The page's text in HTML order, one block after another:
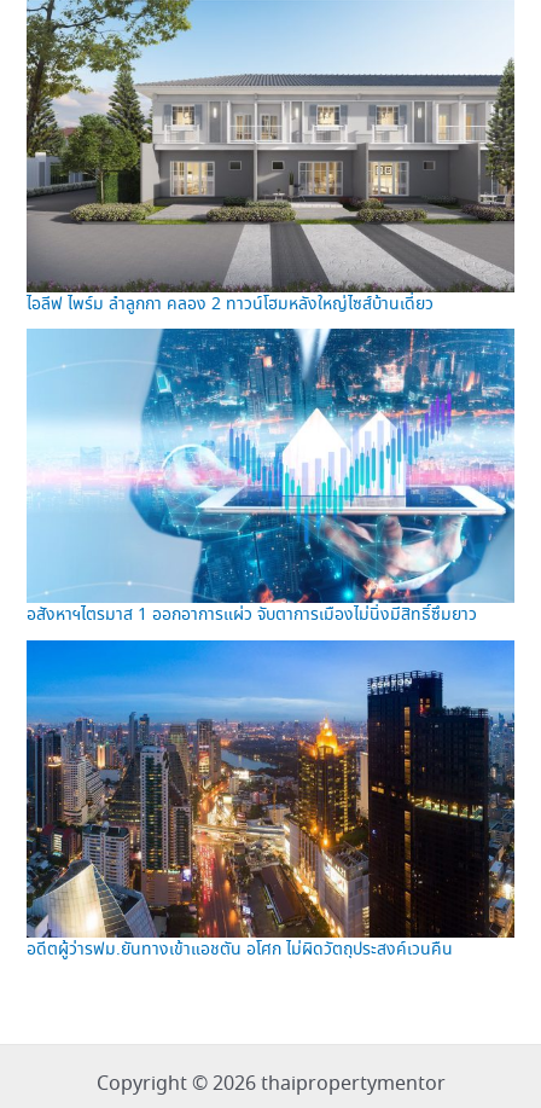
ไอลีฟ ไพร์ม ลำลูกกา คลอง 2 ทาวน์โฮมหลังใหญ่ไซส์บ้านเดี่ยว
อสังหาฯไตรมาส 1 ออกอาการแผ่ว จับตาการเมืองไม่นิ่งมีสิทธิ์ซึมยาว
อดีตผู้ว่ารฟม.ยันทางเข้าแอชตัน อโศก ไม่ผิดวัตถุประสงค์เวนคืน
Copyright © 2026 thaipropertymentor